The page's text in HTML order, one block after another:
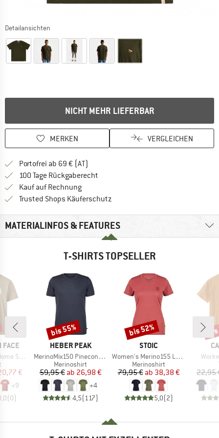
Detailansichten
NICHT MEHR LIEFERBAR
MERKEN VERGLEICHEN
Portofrei ab 69 € (AT)
100 Tage Rückgaberecht
Kauf auf RechnungFinde die Zahlungs-Infos hier! Öffnet
Trusted Shops Käuferschutz
MATERIALINFOS & FEATURES
T-SHIRTS TOPSELLER
FACE
Sleeve
Preis
€
+9
(0)
MARKE
HEBER PEAK
Artikel
MerinoMix150 PineconeHe. II T-Shirt
Produktgruppe
Merinoshirt
Preis
59,95 € reduzierter Preis
ab 26,98 €
+4
4,5(117)
Rabatt
bis 55%
MARKE
STOIC
Artikel
Women's Merino155 LaholmSt. T-Shirt Daisy Flower
Produktgruppe
Merinoshirt
Preis
79,95 € reduzierter Preis
ab 38,38 €
5,0(2)
Rabatt
bis 52%
Artikel
22,95